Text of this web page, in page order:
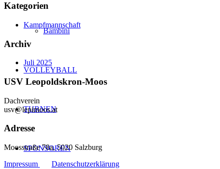
Bambini
VOLLEYBALL
TURNEN
SPONSOREN
Kategorien
Kampfmannschaft
Archiv
Juli 2025
USV Leopoldskron-Moos
Dachverein
usv@lepimoos.at
Adresse
Moosstraße 78a, 5020 Salzburg
Impressum
Datenschutzerklärung